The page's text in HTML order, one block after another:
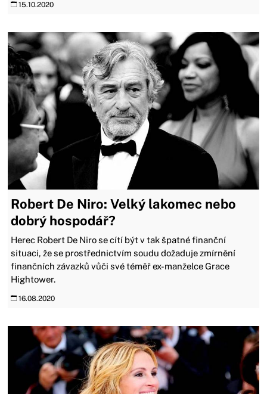
15.10.2020
Robert De Niro: Velký lakomec nebo
dobrý hospodář?
Herec Robert De Niro se cítí být v tak špatné finanční
situaci, že se prostřednictvím soudu dožaduje zmírnění
finančních závazků vůči své téměř ex-manželce Grace
Hightower.
16.08.2020